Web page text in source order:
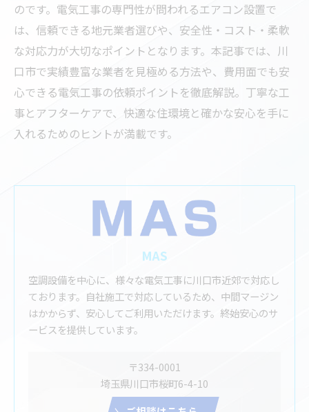
のです。電気工事の専門性が問われるエアコン設置で
は、信頼できる地元業者選びや、安全性・コスト・柔軟
な対応力が大切なポイントとなります。本記事では、川
口市で実績豊富な業者を見極める方法や、費用面でも安
心できる電気工事の依頼ポイントを徹底解説。丁寧な工
事とアフターケアで、快適な住環境と確かな安心を手に
入れるためのヒントが満載です。
MAS
空調設備を中心に、様々な電気工事に川口市近郊で対応し
ております。自社施工で対応しているため、中間マージン
はかからず、安心してご利用いただけます。終始安心のサ
ービスを提供しています。
〒334-0001
埼玉県川口市桜町6-4-10